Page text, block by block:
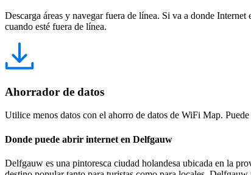
Descarga áreas y navegar fuera de línea. Si va a donde
cuando esté fuera de línea.
Ahorrador de datos
Utilice menos datos con el ahorro de datos de WiFi Map.
Donde puede abrir internet en Delfgauw
Delfgauw es una pintoresca ciudad holandesa ubicada en la